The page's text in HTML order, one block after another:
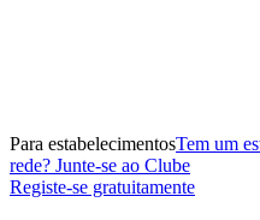
Para estabelecimentosTem um
rede? Junte-se ao Clube
Registe-se gratuitamente